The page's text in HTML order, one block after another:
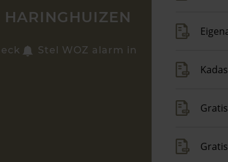
HARINGHUIZEN
Stel WOZ alarm in